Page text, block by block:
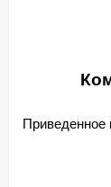
Приведенное